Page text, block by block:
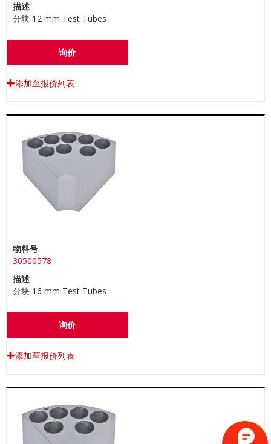
描述
分块 12 mm Test Tubes
询价
添加至报价列表
物料号
30500578
描述
分块 16 mm Test Tubes
询价
添加至报价列表